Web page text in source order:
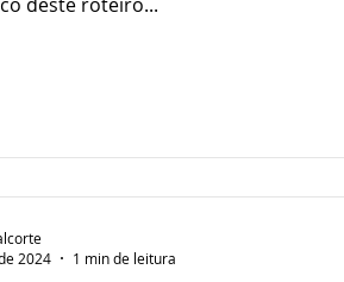
2024
1 min de leitura